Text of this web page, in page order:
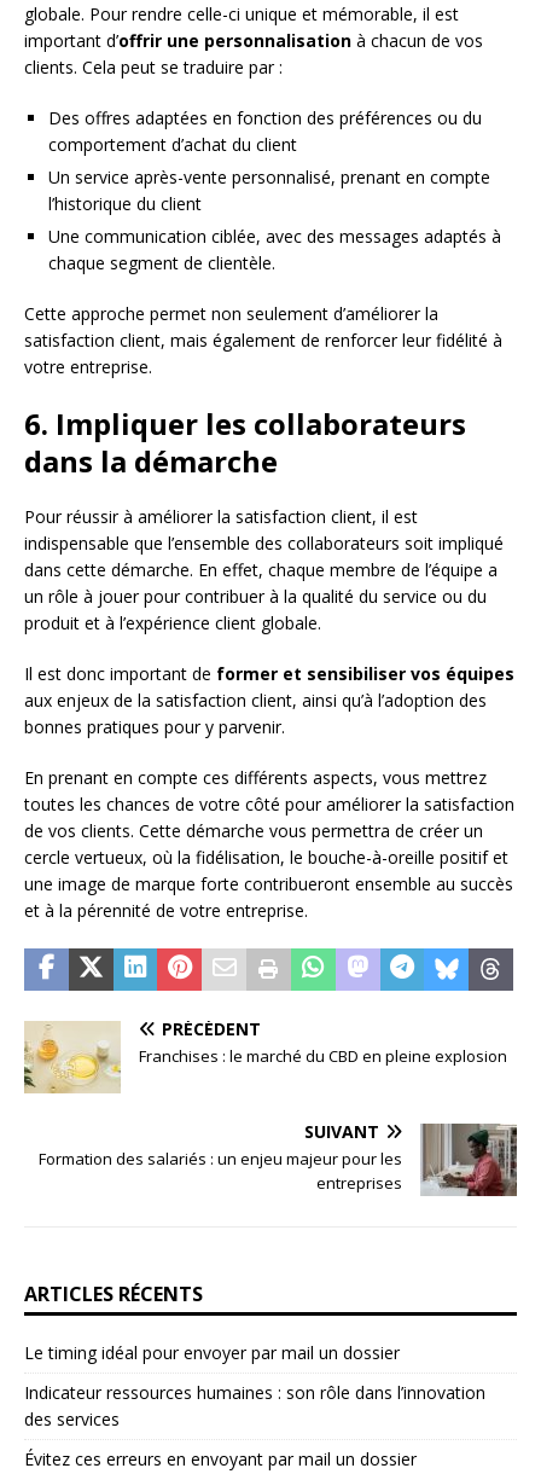
globale. Pour rendre celle-ci unique et mémorable, il est
important d’offrir une personnalisation à chacun de vos
clients. Cela peut se traduire par :
Des offres adaptées en fonction des préférences ou du
comportement d’achat du client
Un service après-vente personnalisé, prenant en compte
l’historique du client
Une communication ciblée, avec des messages adaptés à
chaque segment de clientèle.
Cette approche permet non seulement d’améliorer la
satisfaction client, mais également de renforcer leur fidélité à
votre entreprise.
6. Impliquer les collaborateurs
dans la démarche
Pour réussir à améliorer la satisfaction client, il est
indispensable que l’ensemble des collaborateurs soit impliqué
dans cette démarche. En effet, chaque membre de l’équipe a
un rôle à jouer pour contribuer à la qualité du service ou du
produit et à l’expérience client globale.
Il est donc important de former et sensibiliser vos équipes
aux enjeux de la satisfaction client, ainsi qu’à l’adoption des
bonnes pratiques pour y parvenir.
En prenant en compte ces différents aspects, vous mettrez
toutes les chances de votre côté pour améliorer la satisfaction
de vos clients. Cette démarche vous permettra de créer un
cercle vertueux, où la fidélisation, le bouche-à-oreille positif et
une image de marque forte contribueront ensemble au succès
et à la pérennité de votre entreprise.
PRÉCÉDENT
Franchises : le marché du CBD en pleine explosion
SUIVANT
Formation des salariés : un enjeu majeur pour les
entreprises
ARTICLES RÉCENTS
Le timing idéal pour envoyer par mail un dossier
Indicateur ressources humaines : son rôle dans l’innovation
des services
Évitez ces erreurs en envoyant par mail un dossier